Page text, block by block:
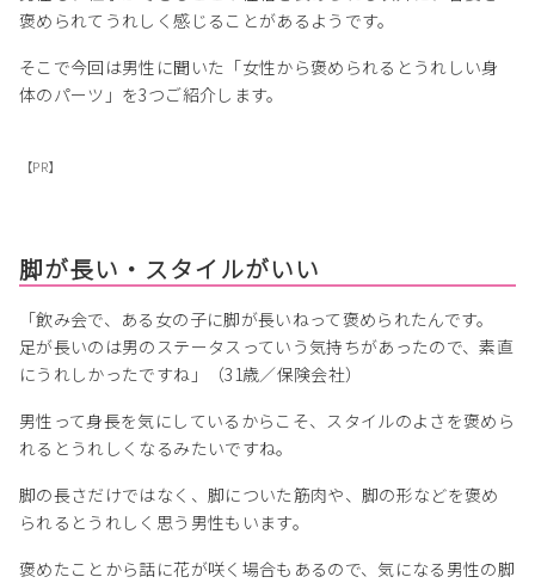
褒められてうれしく感じることがあるようです。
そこで今回は男性に聞いた「女性から褒められるとうれしい身
体のパーツ」を3つご紹介します。
【PR】
脚が長い・スタイルがいい
「飲み会で、ある女の子に脚が長いねって褒められたんです。
足が長いのは男のステータスっていう気持ちがあったので、素直
にうれしかったですね」（31歳／保険会社）
男性って身長を気にしているからこそ、スタイルのよさを褒めら
れるとうれしくなるみたいですね。
脚の長さだけではなく、脚についた筋肉や、脚の形などを褒め
られるとうれしく思う男性もいます。
褒めたことから話に花が咲く場合もあるので、気になる男性の脚